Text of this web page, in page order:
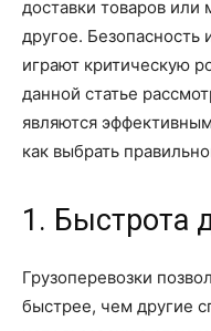
доставки товаров или
другое. Безопасность
играют критическую
данной статье
являются
как выбрать
1. Быстрота
Грузоперевозки
быстрее, чем другие